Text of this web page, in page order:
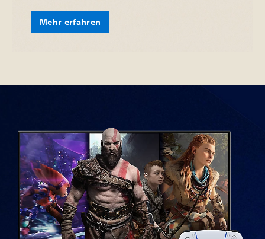
Mehr erfahren